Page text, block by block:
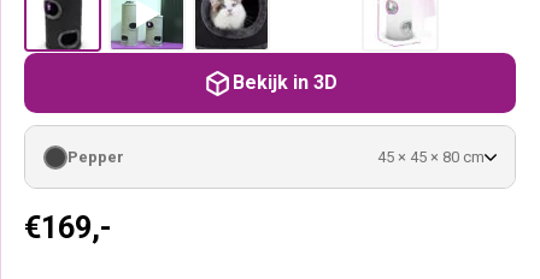
€169,-
Pepper 45 × 45 × 80 cm
Bekijk in 3D